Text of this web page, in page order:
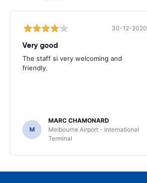
30-12-2020
Very good
The staff si very welcoming and
friendly.
M
MARC CHAMONARD
Melbourne Airport - International
Terminal